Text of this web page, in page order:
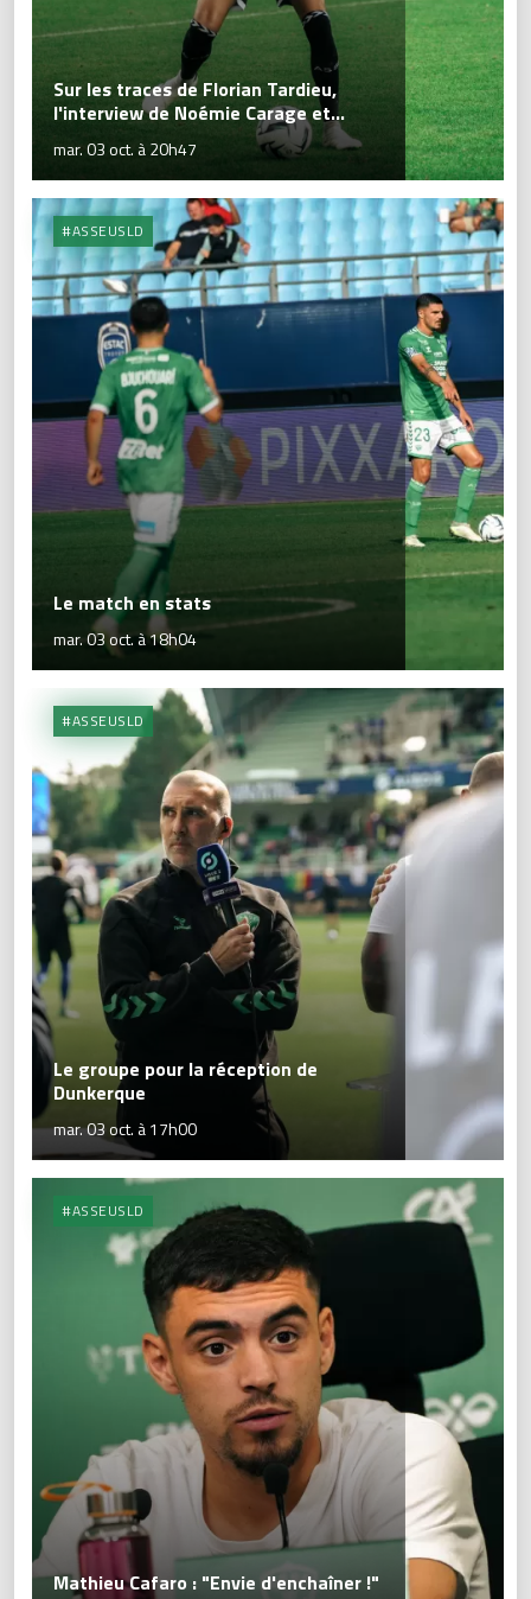
Sur les traces de Florian Tardieu,
l'interview de Noémie Carage et...
mar. 03 oct. à 20h47
#ASSEUSLD
Le match en stats
mar. 03 oct. à 18h04
#ASSEUSLD
Le groupe pour la réception de
Dunkerque
mar. 03 oct. à 17h00
#ASSEUSLD
Mathieu Cafaro : "Envie d'enchaîner !"